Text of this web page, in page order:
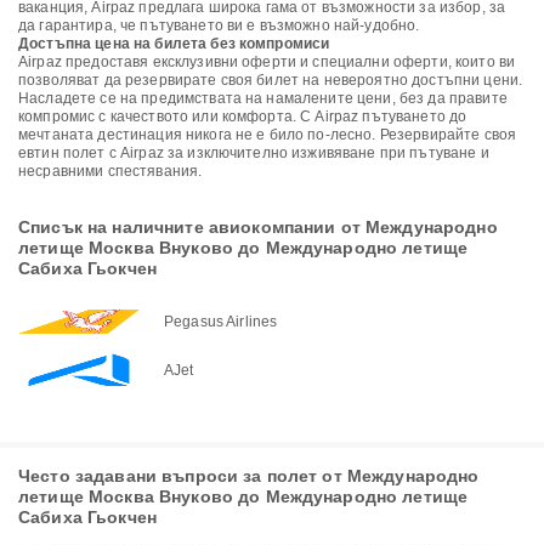
ваканция, Airpaz предлага широка гама от възможности за избор, за
да гарантира, че пътуването ви е възможно най-удобно.
Достъпна цена на билета без компромиси
Airpaz предоставя ексклузивни оферти и специални оферти, които ви
позволяват да резервирате своя билет на невероятно достъпни цени.
Насладете се на предимствата на намалените цени, без да правите
компромис с качеството или комфорта. С Airpaz пътуването до
мечтаната дестинация никога не е било по-лесно. Резервирайте своя
евтин полет с Airpaz за изключително изживяване при пътуване и
несравними спестявания.
Списък на наличните авиокомпании от Международно
летище Москва Внуково до Международно летище
Сабиха Гьокчен
Pegasus Airlines
AJet
Често задавани въпроси за полет от Международно
летище Москва Внуково до Международно летище
Сабиха Гьокчен